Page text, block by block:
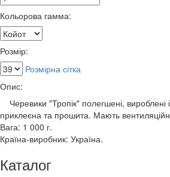
Кольорова гамма:
Розмір:
Розмірна сітка
Опис:
Черевики "Тропік" полегшені, вироблені
приклеєна та прошита. Мають
Вага: 1 000 г.
Країна-виробник: Україна.
Каталог